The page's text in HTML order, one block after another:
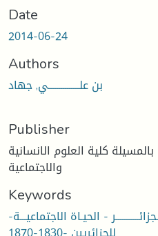
Date
2014-06-24
Authors
بن علـــــــــــــــي, جهاد
Publisher
كلية العلوم الانسانية
والاجتماعية
Keywords
- الحيـاة الاجتماعيـــة-